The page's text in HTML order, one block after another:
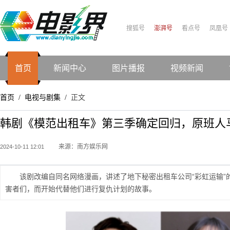
搜狐号 澎湃号 看点号 凤凰号
首页 新闻中心 图片播报 视频新闻
首页 / 电视与剧集 / 正文
韩剧《模范出租车》第三季确定回归，原班人
2024-10-11 12:01 来源：南方娱乐网
该剧改编自同名网络漫画，讲述了地下秘密出租车公司“彩虹运输
害者们，而开始代替他们进行复仇计划的故事。